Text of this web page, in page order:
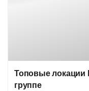
Топовые локации
группе